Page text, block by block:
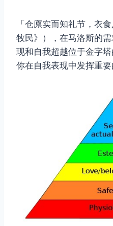
「仓廪实而知礼节，衣
牧民》），在马洛斯的
现和自我超越位于金字
你在自我表现中发挥重要